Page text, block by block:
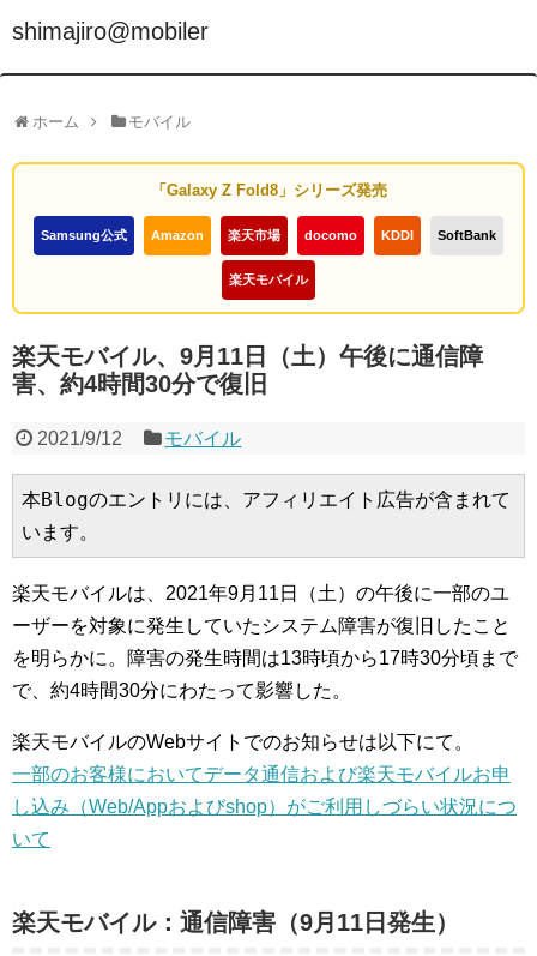
shimajiro@mobiler
ホーム モバイル
「Galaxy Z Fold8」シリーズ発売
Samsung公式 Amazon 楽天市場 docomo KDDI SoftBank
楽天モバイル
楽天モバイル、9月11日（土）午後に通信障
害、約4時間30分で復旧
2021/9/12 モバイル
本Blogのエントリには、アフィリエイト広告が含まれて
います。
楽天モバイルは、2021年9月11日（土）の午後に一部のユ
ーザーを対象に発生していたシステム障害が復旧したこと
を明らかに。障害の発生時間は13時頃から17時30分頃まで
で、約4時間30分にわたって影響した。
楽天モバイルのWebサイトでのお知らせは以下にて。
一部のお客様においてデータ通信および楽天モバイルお申
し込み（Web/Appおよびshop）がご利用しづらい状況につ
いて
楽天モバイル：通信障害（9月11日発生）